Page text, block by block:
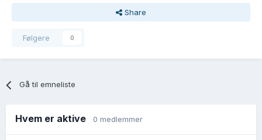
Share
Følgere 0
Gå til emneliste
Hvem er aktive 0 medlemmer